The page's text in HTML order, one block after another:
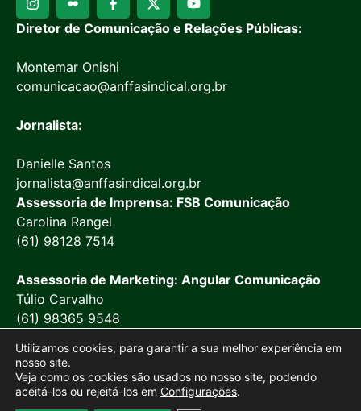
Diretor de Comunicação e Relações Públicas:
Montemar Onishi
comunicacao@anffasindical.org.br
Jornalista:
Danielle Santos
jornalista@anffasindical.org.br
Assessoria de Imprensa: FSB Comunicação
Carolina Rangel
(61) 98128 7514
Assessoria de Marketing: Angular Comunicação
Túlio Carvalho
(61) 98365 9548
Utilizamos cookies, para garantir a sua melhor experiência em
nosso site.
Veja como os cookies são usados no nosso site, podendo
aceitá-los ou rejeitá-los em Configurações.